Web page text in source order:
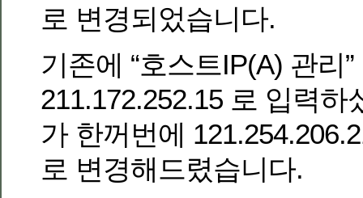
로 변경되었습니다.
기존에 “호스트IP(A) 관리
211.172.252.15 로 입력하
가 한꺼번에
로 변경해드렸습니다.